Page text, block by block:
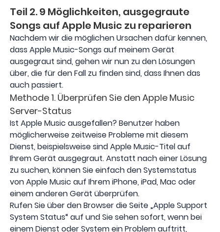
Teil 2. 9 Möglichkeiten, ausgegraute
Songs auf Apple Music zu reparieren
Nachdem wir die möglichen Ursachen dafür kennen,
dass Apple Music-Songs auf meinem Gerät
ausgegraut sind, gehen wir nun zu den Lösungen
über, die für den Fall zu finden sind, dass Ihnen das
auch passiert.
Methode 1. Überprüfen Sie den Apple Music
Server-Status
Ist Apple Music ausgefallen? Benutzer haben
möglicherweise zeitweise Probleme mit diesem
Dienst, beispielsweise sind Apple Music-Titel auf
Ihrem Gerät ausgegraut. Anstatt nach einer Lösung
zu suchen, können Sie einfach den Systemstatus
von Apple Music auf Ihrem iPhone, iPad, Mac oder
einem anderen Gerät überprüfen.
Rufen Sie über den Browser die Seite „Apple Support
System Status“ auf und Sie sehen sofort, wenn bei
einem Dienst oder System ein Problem auftritt,